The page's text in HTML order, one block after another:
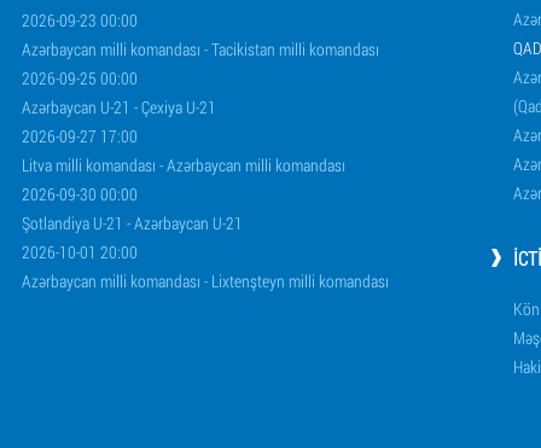
2026-09-23 00:00
Azərbaycan milli komandası - Tacikistan milli komandası
2026-09-25 00:00
Azərbaycan U-21 - Çexiya U-21
2026-09-27 17:00
Litva milli komandası - Azərbaycan milli komandası
2026-09-30 00:00
Şotlandiya U-21 - Azərbaycan U-21
2026-10-01 20:00
Azərbaycan milli komandası - Lixtenşteyn milli komandası